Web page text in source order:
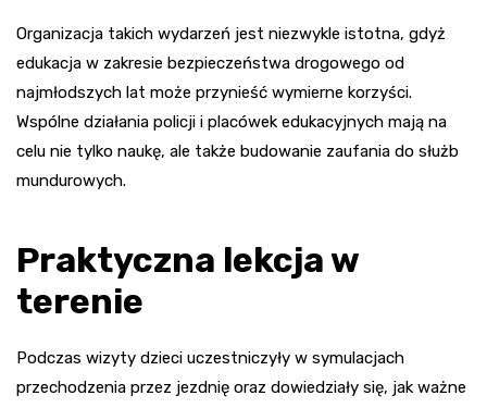
Organizacja takich wydarzeń jest niezwykle istotna, gdyż
edukacja w zakresie bezpieczeństwa drogowego od
najmłodszych lat może przynieść wymierne korzyści.
Wspólne działania policji i placówek edukacyjnych mają na
celu nie tylko naukę, ale także budowanie zaufania do służb
mundurowych.
Praktyczna lekcja w
terenie
Podczas wizyty dzieci uczestniczyły w symulacjach
przechodzenia przez jezdnię oraz dowiedziały się, jak ważne